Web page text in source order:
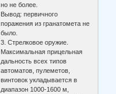
но не более.
Вывод: первичного
поражения из гранатомета не
было.
3. Стрелковое оружие.
Максимальная прицельная
дальность всех типов
автоматов, пулеметов,
винтовок укладывается в
диапазон 1000-1600 м,